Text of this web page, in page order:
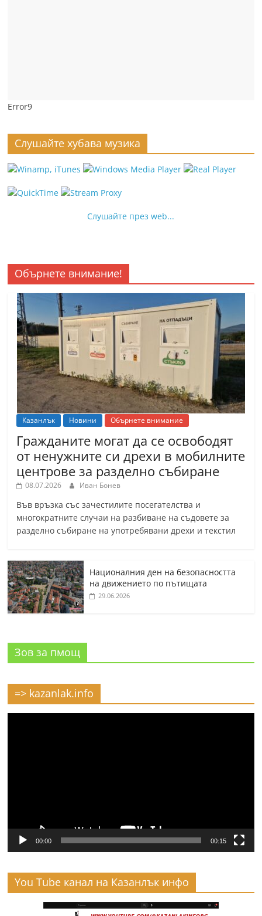
Error9
Слушайте хубава музика
Слушайте през web...
Обърнете внимание!
Казанлък Новини Обърнете внимание
Гражданите могат да се освободят
от ненужните си дрехи в мобилните
центрове за разделно събиране
08.07.2026 Иван Бонев
Във връзка със зачестилите посегателства и
многократните случаи на разбиване на съдовете за
разделно събиране на употребявани дрехи и текстил
Националния ден на безопасността
на движението по пътищата
29.06.2026
Зов за пмощ
=> kazanlak.info
00:00 00:15
You Tube канал на Казанлък инфо